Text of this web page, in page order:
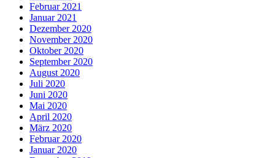
Februar 2021
Januar 2021
Dezember 2020
November 2020
Oktober 2020
September 2020
August 2020
Juli 2020
Juni 2020
Mai 2020
April 2020
März 2020
Februar 2020
Januar 2020